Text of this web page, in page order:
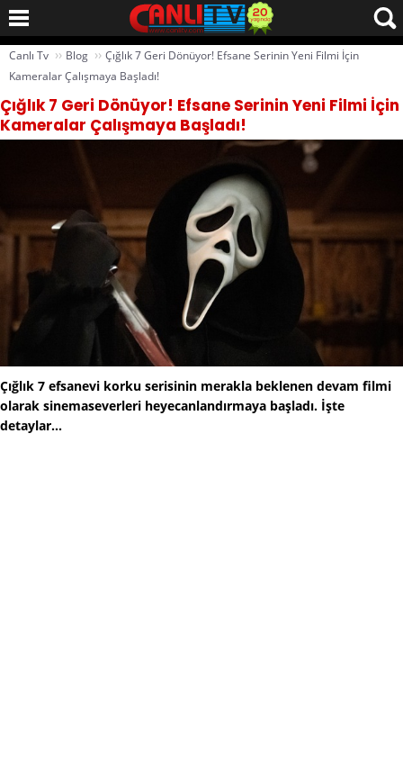
Canlı Tv ›› Blog ›› Çığlık 7 Geri Dönüyor! Efsane Serinin Yeni Filmi İçin
Kameralar Çalışmaya Başladı!
Çığlık 7 Geri Dönüyor! Efsane Serinin Yeni Filmi İçin
Kameralar Çalışmaya Başladı!
Çığlık 7 efsanevi korku serisinin merakla beklenen devam filmi
olarak sinemaseverleri heyecanlandırmaya başladı. İşte
detaylar...